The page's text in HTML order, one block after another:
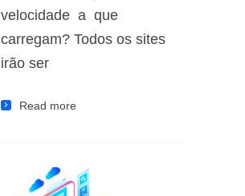
velocidade a que
carregam? Todos os sites
irão ser
Read more